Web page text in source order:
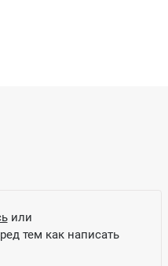
или
тем как написать